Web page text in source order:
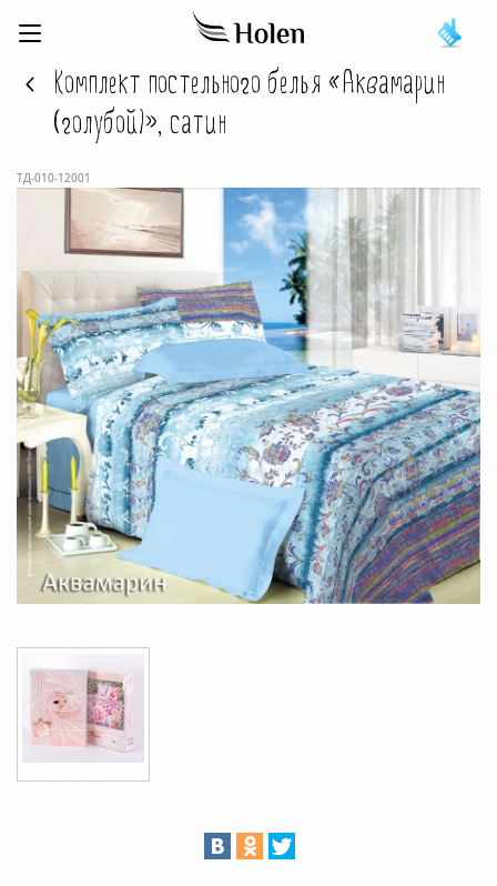
Комплект постельного белья «Аквамарин
(голубой)», сатин
ТД-010-12001